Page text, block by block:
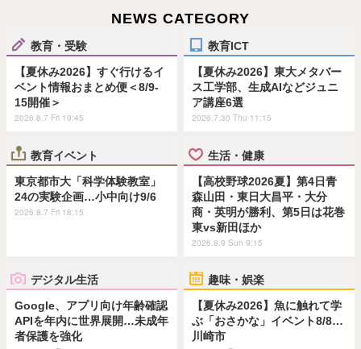
NEWS CATEGORY
教育・受験
【夏休み2026】すぐ行けるイ
ベント情報おまとめ便＜8/9-
15開催＞
2026.8.7 Fri 19:45
教育ICT
【夏休み2026】東大メタバー
ス工学部、生成AIなどジュニ
ア講座6選
2026.7.30 Thu 11:15
教育イベント
東京都市大「科学体験教室」
24の実験企画…小中向け9/6
2026.8.7 Fri 18:15
生活・健康
【高校野球2026夏】第4日青
森山田・東日大昌平・大分
商・英明が勝利、第5日は花巻
東vs新田ほか
2026.8.9 Sun 9:15
デジタル生活
Google、アプリ向け年齢確認
APIを年内に世界展開…未成年
者保護を強化
趣味・娯楽
【夏休み2026】魚に触れて学
ぶ「おさかな」イベント8/8…
川崎市